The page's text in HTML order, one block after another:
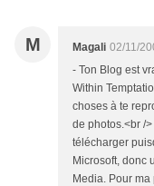
M Magali 02/11/
- Ton Blog est
Within
choses à te
de photos.<br /
télécharger
Microsoft, donc
Media. Pour